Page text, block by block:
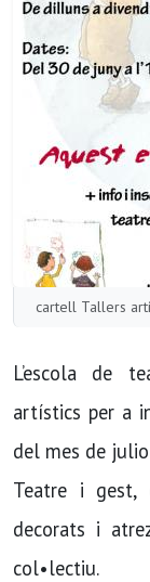
cartell Tallers
L’escola de
artístics per a
del mes de
Teatre i gest,
decorats i
col•lectiu.